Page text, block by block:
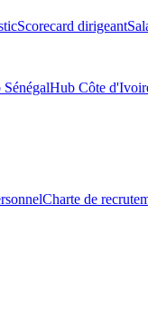
Scorecard dirigeant
Hub Côte
Charte de